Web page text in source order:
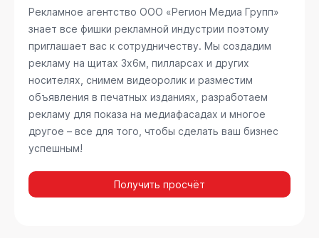
Рекламное агентство ООО «Регион Медиа Групп»
знает все фишки рекламной индустрии поэтому
приглашает вас к сотрудничеству. Мы создадим
рекламу на щитах 3х6м, пилларсах и других
носителях, снимем видеоролик и разместим
объявления в печатных изданиях, разработаем
рекламу для показа на медиафасадах и многое
другое – все для того, чтобы сделать ваш бизнес
успешным!
Получить просчёт